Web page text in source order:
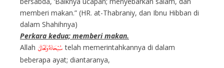
memberi makan.” (HR. at-Thabraniy, dan Ibnu Hibban di
dalam Shahihnya)
Perkara kedua; memberi makan.
Allah E telah memerintahkannya di dalam
beberapa ayat; diantaranya,